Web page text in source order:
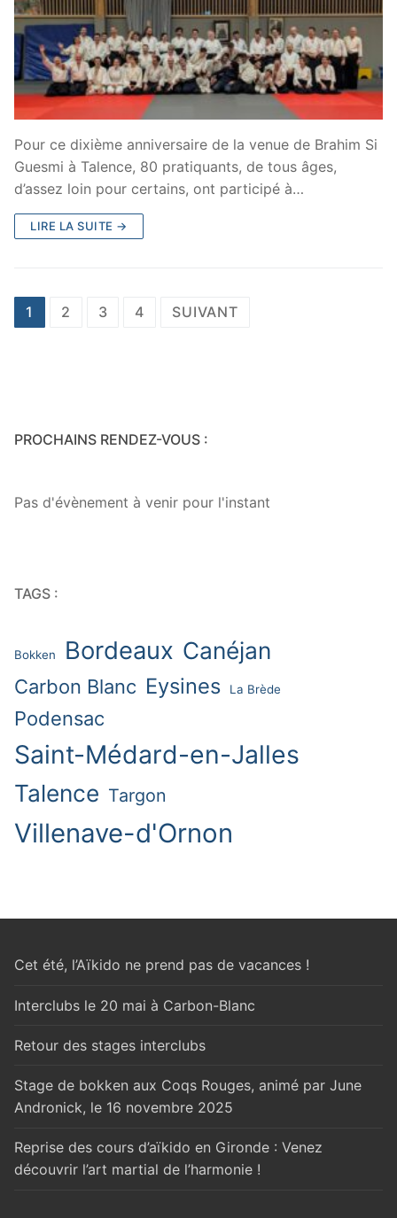
Pour ce dixième anniversaire de la venue de Brahim Si
Guesmi à Talence, 80 pratiquants, de tous âges,
d’assez loin pour certains, ont participé à…
LIRE LA SUITE →
1 2 3 4 SUIVANT
PROCHAINS RENDEZ-VOUS :
Pas d'évènement à venir pour l'instant
TAGS :
Bokken Bordeaux Canéjan
Carbon Blanc Eysines La Brède
Podensac
Saint-Médard-en-Jalles
Talence Targon
Villenave-d'Ornon
Cet été, l’Aïkido ne prend pas de vacances !
Interclubs le 20 mai à Carbon-Blanc
Retour des stages interclubs
Stage de bokken aux Coqs Rouges, animé par June
Andronick, le 16 novembre 2025
Reprise des cours d’aïkido en Gironde : Venez
découvrir l’art martial de l’harmonie !